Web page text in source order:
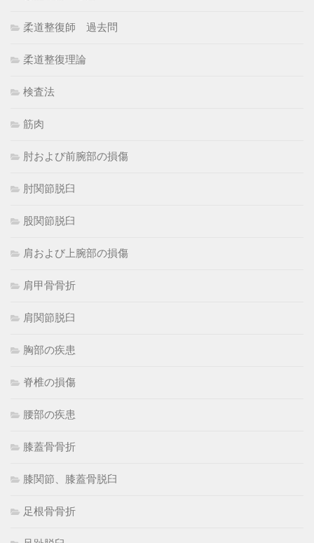
柔道整復師 過去問
柔道整復理論
検査法
筋肉
肘および前腕部の損傷
肘関節脱臼
股関節脱臼
肩および上腕部の損傷
肩甲骨骨折
肩関節脱臼
胸部の疾患
脊椎の損傷
腰部の疾患
膝蓋骨骨折
膝関節、膝蓋骨脱臼
足根骨骨折